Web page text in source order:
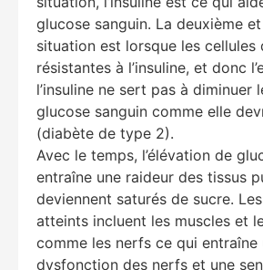
glucose sanguin. La deuxième
situation est lorsque les cellules
résistantes à l’insuline, et donc
l’insuline ne sert pas à diminuer
glucose sanguin comme elle
(diabète de type 2).
Avec le temps, l’élévation de
entraîne une raideur des tissus
deviennent saturés de sucre.
atteints incluent les muscles et
comme les nerfs ce qui entraîne
dysfonction des nerfs et une